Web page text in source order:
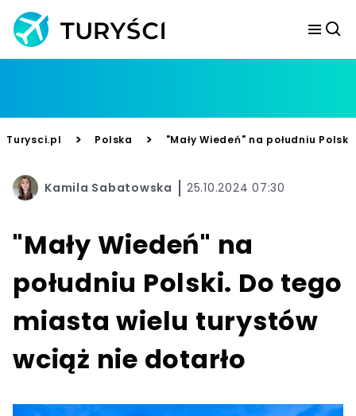
Turysci.pl > Polska > "Mały Wiedeń" na południu
Kamila Sabatowska 25.10.2024 07:30
"Mały Wiedeń" na
południu Polski. Do tego
miasta wielu turystów
wciąż nie dotarło